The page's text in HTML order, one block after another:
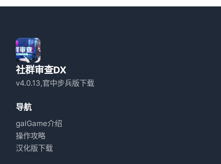
社群审查DX
v4.0.13,官中步兵版下载
导航
galGame介绍
操作攻略
汉化版下载